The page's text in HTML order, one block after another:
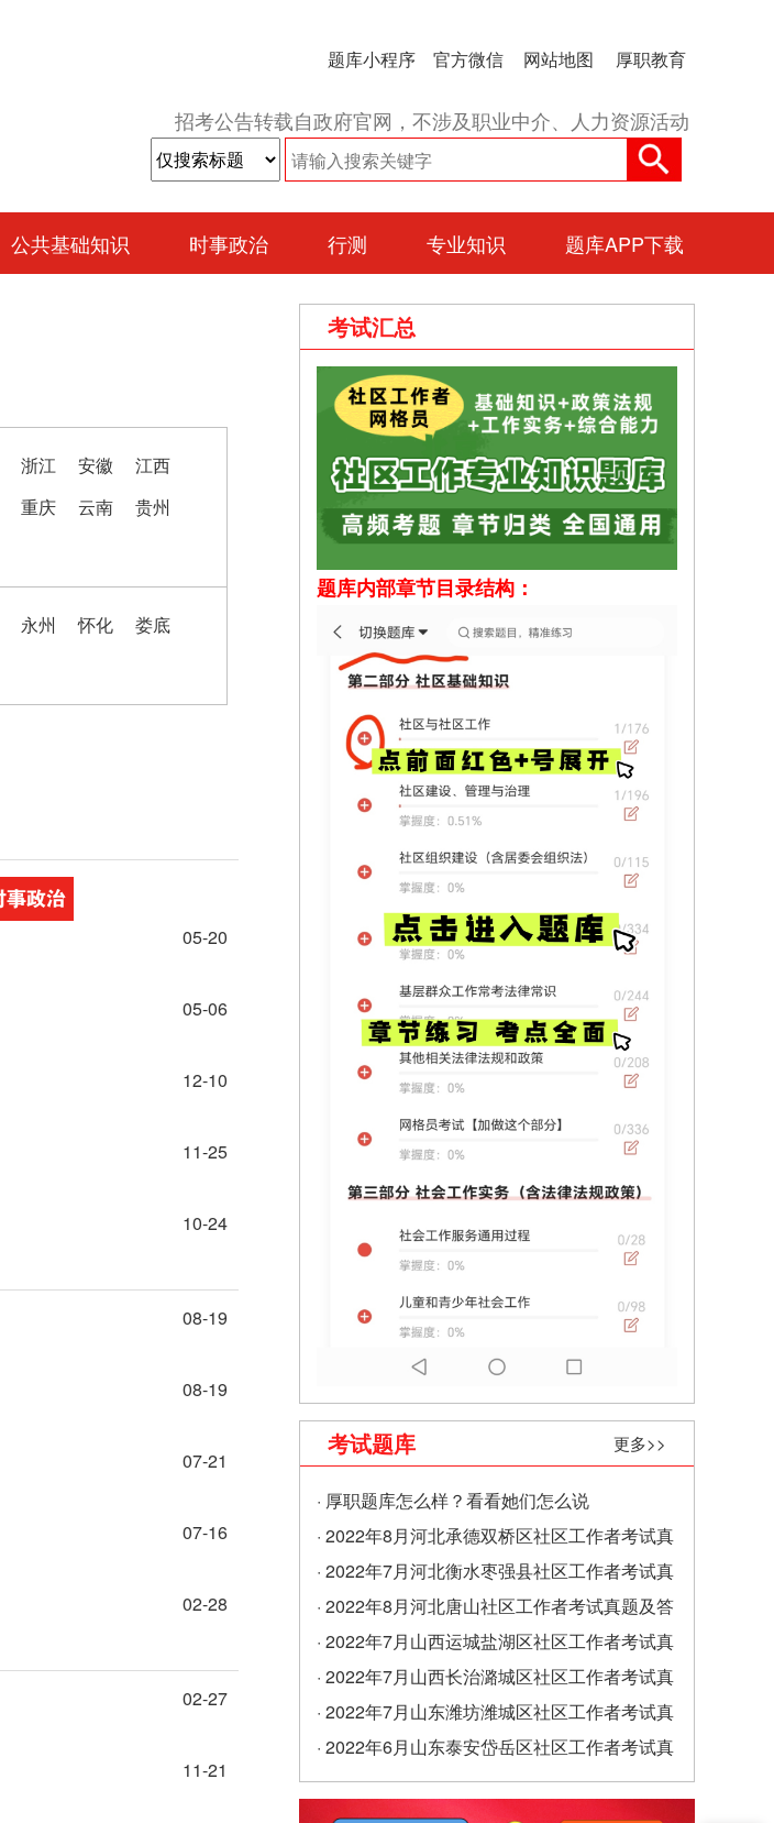
题库小程序 官方微信 网站地图 厚职教育
招考公告转载自政府官网，不涉及职业中介、人力资源活动
公共基础知识 时事政治 行测 专业知识 题库APP下载
浙江 安徽
江西
重庆 云南
贵州
永州 怀化
娄底
05-20
05-06
12-10
11-25
10-24
08-19
08-19
07-21
07-16
02-28
02-27
11-21
考试汇总
题库内部章节目录结构：
考试题库 更多>>
· 厚职题库怎么样？看看她们怎么说
· 2022年8月河北承德双桥区社区工作者考试真
题及答案（精选）
· 2022年7月河北衡水枣强县社区工作者考试真
题及答案
· 2022年8月河北唐山社区工作者考试真题及答
案
· 2022年7月山西运城盐湖区社区工作者考试真
题及答案
· 2022年7月山西长治潞城区社区工作者考试真
题及答案
· 2022年7月山东潍坊潍城区社区工作者考试真
题及答案
· 2022年6月山东泰安岱岳区社区工作者考试真
题及答案（精选）